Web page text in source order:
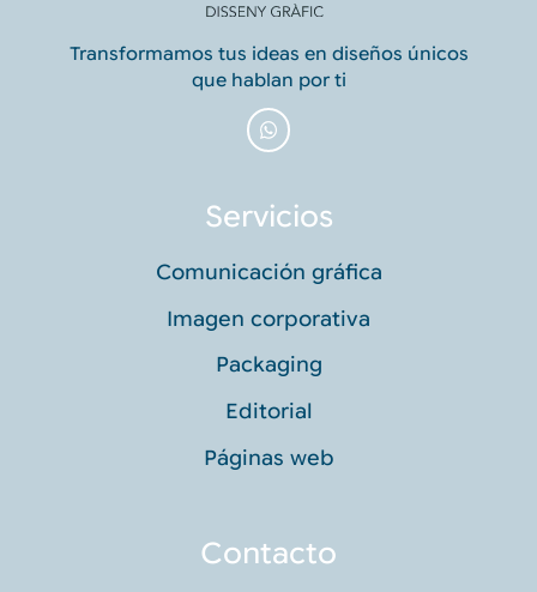
Transformamos tus ideas en diseños únicos
que hablan por ti
Servicios
Comunicación gráfica
Imagen corporativa
Packaging
Editorial
Páginas web
Contacto